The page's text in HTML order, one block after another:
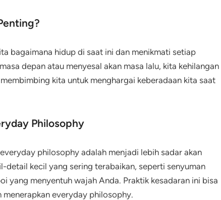
bagaimana hidup di saat ini dan menikmati setiap
depan atau menyesal akan masa lalu, kita kehilangan
kita untuk menghargai keberadaan kita saat
Philosophy
philosophy adalah menjadi lebih sadar akan
detail kecil yang sering terabaikan, seperti senyuman
yang menyentuh wajah Anda. Praktik kesadaran ini bisa
everyday philosophy.